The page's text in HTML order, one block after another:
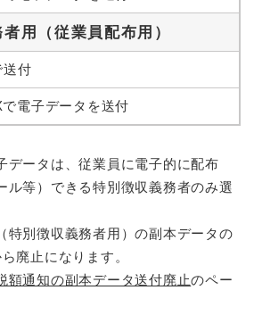
者用（従業員配布用）
送付
で電子データを送付
ータは、従業員に電子的に配布
ル等）できる特別徴収義務者のみ選
別徴収義務者用）の副本データの
廃止になります。
額通知の副本データ送付廃止のペー